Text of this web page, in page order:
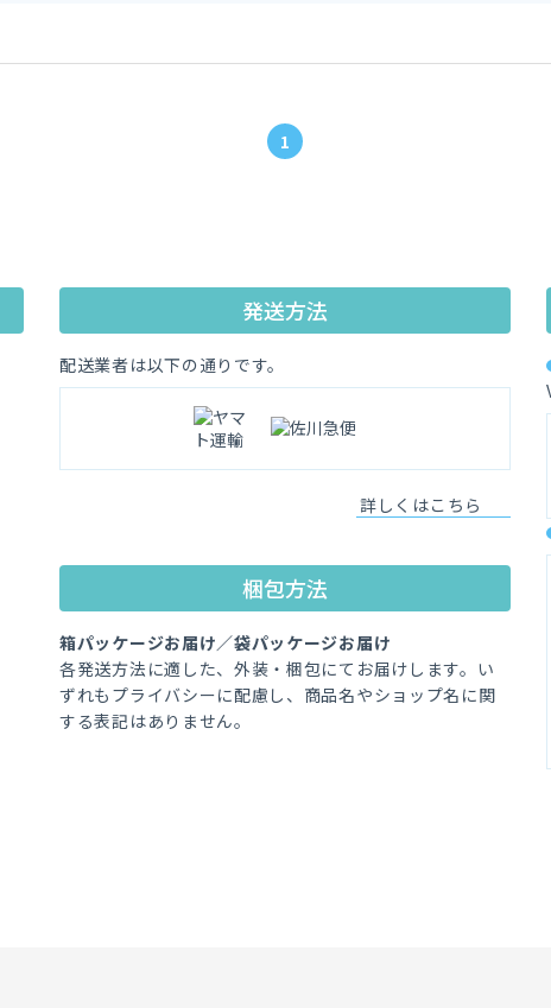
1
発送方法
配送業者は以下の通りです。
詳しくはこちら
梱包方法
箱パッケージお届け／袋パッケージお届け
各発送方法に適した、外装・梱包にてお届けします。い
ずれもプライバシーに配慮し、商品名やショップ名に関
する表記はありません。